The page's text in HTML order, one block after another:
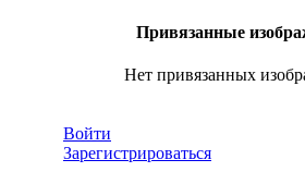
Привязанные
Нет привязанных
Войти
Зарегистрироваться